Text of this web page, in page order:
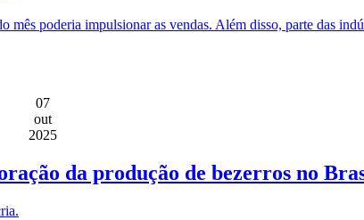
poderia impulsionar as vendas. Além disso, parte das
07
out
2025
da produção de bezerros no